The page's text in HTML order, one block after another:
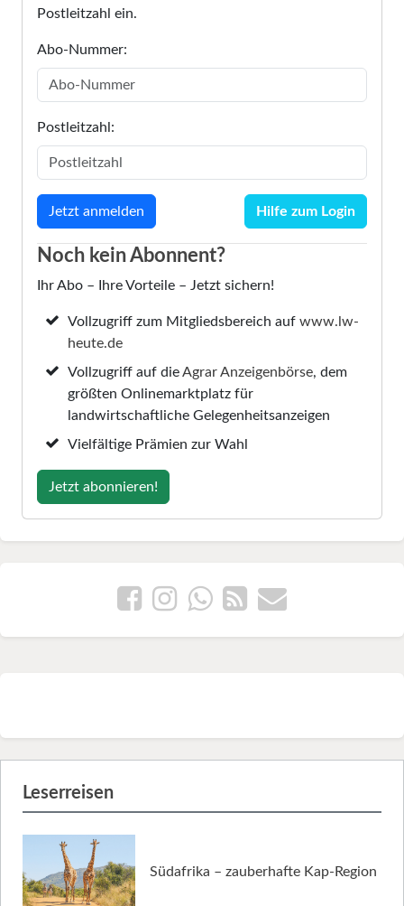
Postleitzahl ein.
Abo-Nummer:
Postleitzahl:
Hilfe zum Login
Noch kein Abonnent?
Ihr Abo – Ihre Vorteile – Jetzt sichern!
Vollzugriff zum Mitgliedsbereich aufwww.lw-
heute.de
Vollzugriff auf dieAgrar Anzeigenbörse, dem
größten Onlinemarktplatz für
landwirtschaftliche Gelegenheitsanzeigen
Vielfältige Prämien zur Wahl
Jetzt abonnieren!
Leserreisen
Südafrika – zauberhafte Kap-Region